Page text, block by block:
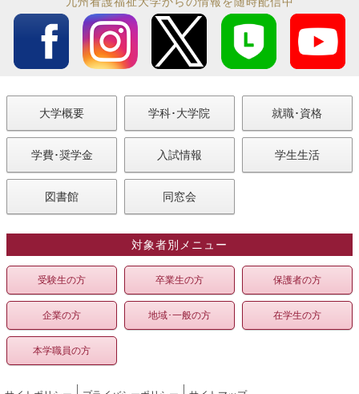
大学概要 学科･大学院 就職･資格
学費･奨学金 入試情報 学生生活
図書館 同窓会
対象者別メニュー
受験生の方 卒業生の方 保護者の方
企業の方 地域･一般の方 在学生の方
本学職員の方